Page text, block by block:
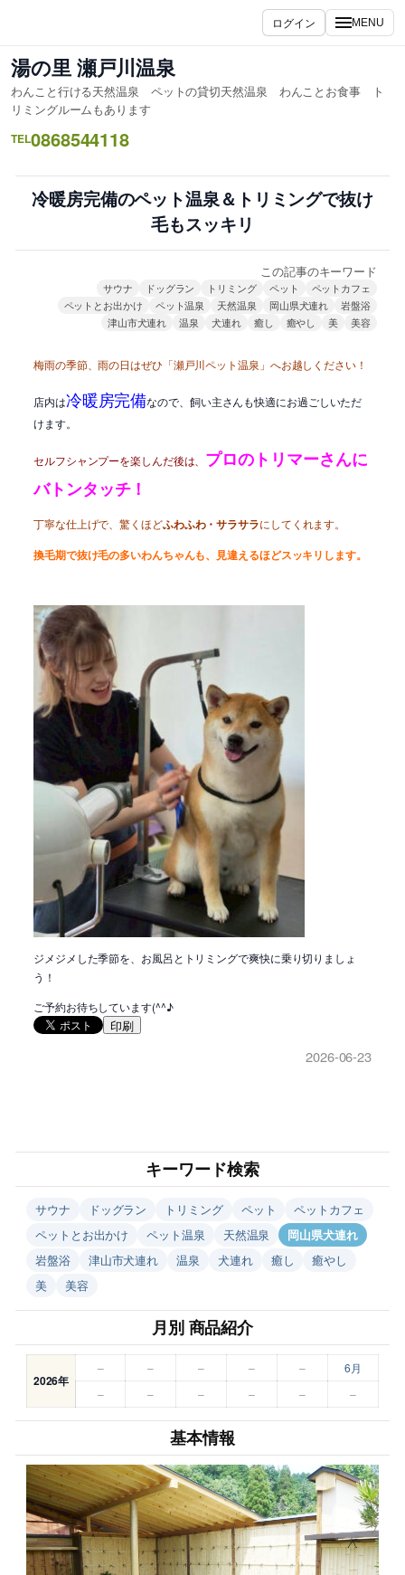
を
ス
キ
ッ
プ
ログイン MENU
湯の里 瀬戸川温泉
わんこと行ける天然温泉 ペットの貸切天然温泉 わんことお食事 ト
リミングルームもあります
TEL0868544118
冷暖房完備のペット温泉＆トリミングで抜け
毛もスッキリ
この記事のキーワード
サウナ ドッグラン トリミング ペット
ペットカフェ
ペットとお出かけ
ペット温泉 天然温泉 岡山県犬連れ
岩盤浴
津山市犬連れ
温泉 犬連れ 癒し 癒やし 美 美容
梅雨の季節、雨の日はぜひ「瀬戸川ペット温泉」へお越しください！
店内は冷暖房完備なので、飼い主さんも快適にお過ごしいただ
けます。
セルフシャンプーを楽しんだ後は、 プロのトリマーさんに
バトンタッチ！
丁寧な仕上げで、驚くほどふわふわ・サラサラにしてくれます。
換毛期で抜け毛の多いわんちゃんも、見違えるほどスッキリします。
ジメジメした季節を、お風呂とトリミングで爽快に乗り切りましょ
う！
ご予約お待ちしています(^^♪
印刷
2026-06-23
キーワード検索
サウナ ドッグラン トリミング ペット
ペットカフェ
ペットとお出かけ
ペット温泉 天然温泉
岡山県犬連れ
岩盤浴
津山市犬連れ 温泉 犬連れ 癒し
癒やし
美
美容
月別 商品紹介
2026年
– – – – –
6月
–
– – – – –
基本情報